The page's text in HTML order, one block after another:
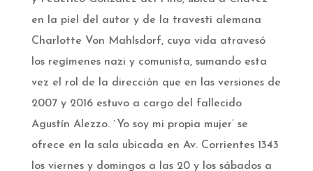
en la piel del autor y de la travesti alemana
Charlotte Von Mahlsdorf, cuya vida atravesó
los regímenes nazi y comunista, sumando esta
vez el rol de la dirección que en las versiones de
2007 y 2016 estuvo a cargo del fallecido
Agustín Alezzo. `Yo soy mi propia mujer’ se
ofrece en la sala ubicada en Av. Corrientes 1343
los viernes y domingos a las 20 y los sábados a